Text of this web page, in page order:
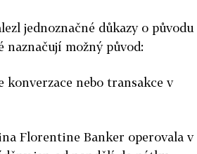
jednoznačné důkazy o původu
možný původ:
konverzace nebo transakce v
Florentine Banker operovala v